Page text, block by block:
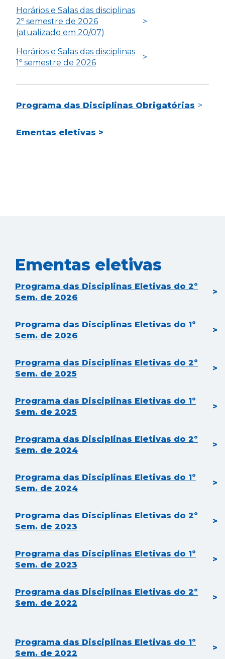
Horários e Salas das disciplinas
2º semestre de 2026
(atualizado em 20/07)
Horários e Salas das disciplinas
1º semestre de 2026
Programa das Disciplinas Obrigatórias
Ementas eletivas
Ementas eletivas
Programa das Disciplinas Eletivas do 2º
Sem. de 2026
Programa das Disciplinas Eletivas do 1º
Sem. de 2026
Programa das Disciplinas Eletivas do 2º
Sem. de 2025
Programa das Disciplinas Eletivas do 1º
Sem. de 2025
Programa das Disciplinas Eletivas do 2º
Sem. de 2024
Programa das Disciplinas Eletivas do 1º
Sem. de 2024
Programa das Disciplinas Eletivas do 2º
Sem. de 2023
Programa das Disciplinas Eletivas do 1º
Sem. de 2023
Programa das Disciplinas Eletivas do 2º
Sem. de 2022
Programa das Disciplinas Eletivas do 1º
Sem. de 2022